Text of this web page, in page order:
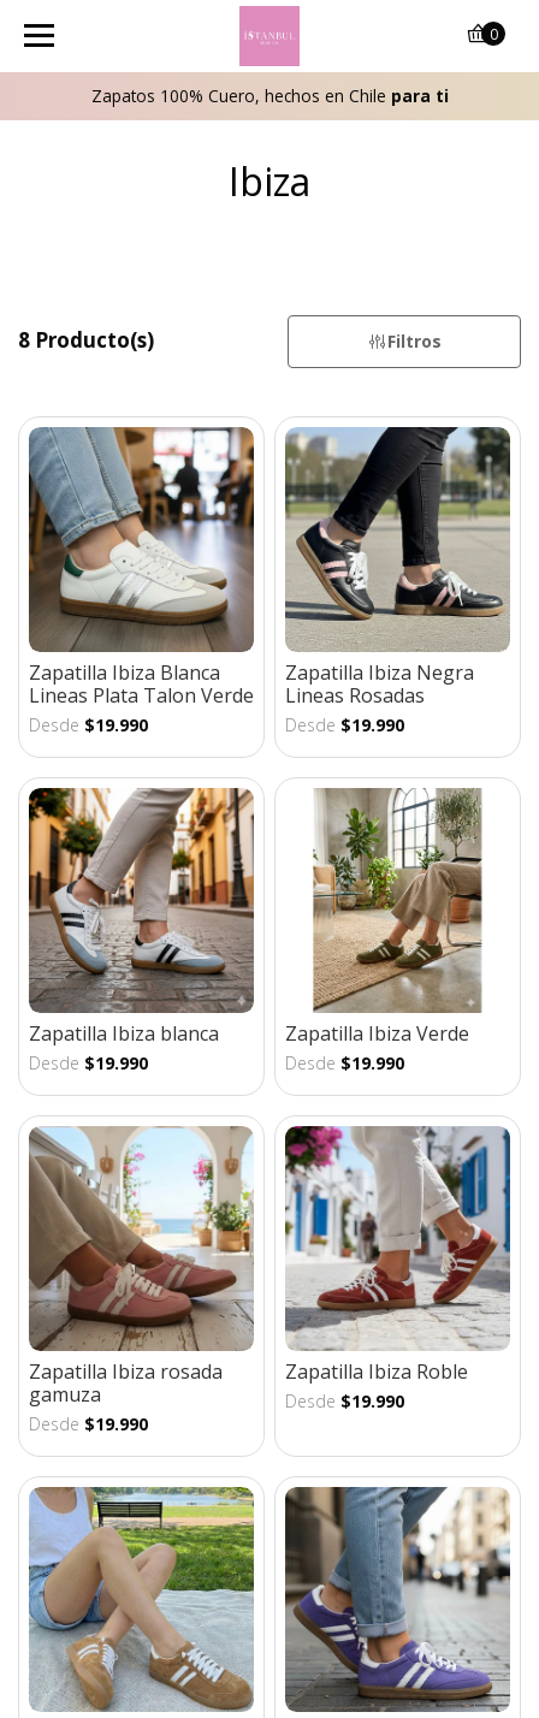
Zapatos 100% Cuero, hechos en Chile para ti
0
Ibiza
8 Producto(s) Filtros
Zapatilla Ibiza Blanca
Lineas Plata Talon Verde
Desde $19.990
Zapatilla Ibiza Negra
Lineas Rosadas
Desde $19.990
Zapatilla Ibiza blanca
Desde $19.990
Zapatilla Ibiza Verde
Desde $19.990
Zapatilla Ibiza rosada
gamuza
Desde $19.990
Zapatilla Ibiza Roble
Desde $19.990